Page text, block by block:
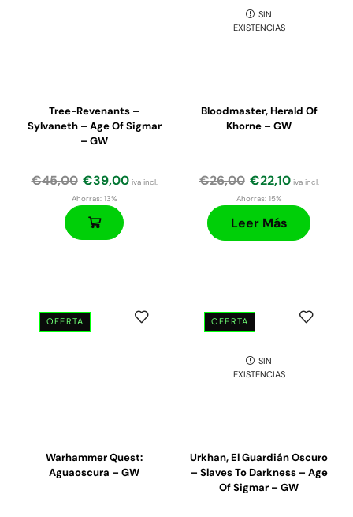
Tree-Revenants –
Sylvaneth – Age Of Sigmar
– GW
€45,00 €39,00 iva incl.
Ahorras:13%
SIN
EXISTENCIAS
Bloodmaster, Herald Of
Khorne – GW
€26,00 €22,10 iva incl.
Ahorras:15%
Leer Más
OFERTA
Warhammer Quest:
Aguaoscura – GW
OFERTA
SIN
EXISTENCIAS
Urkhan, El Guardián Oscuro
– Slaves To Darkness – Age
Of Sigmar – GW